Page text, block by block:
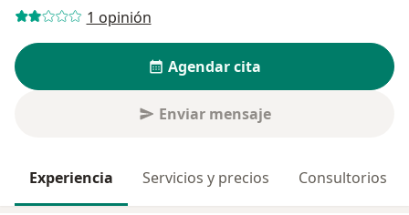
1 opinión
Agendar cita
Enviar mensaje
Experiencia Servicios y precios Consultorios